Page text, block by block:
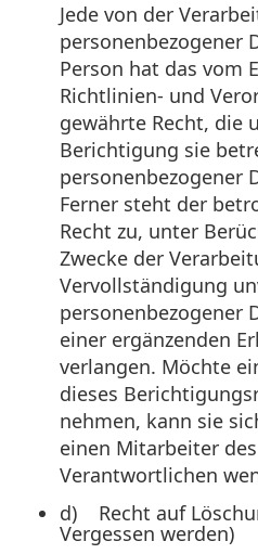
Jede von der
personenbezogener
Person hat das vom
Richtlinien- und
gewährte Recht, die
Berichtigung sie
personenbezogener
Ferner steht der
Recht zu, unter
Zwecke der
Vervollständigung
personenbezogener
einer ergänzenden
verlangen. Möchte
dieses
nehmen, kann sie
einen Mitarbeiter
Verantwortlichen
d) Recht auf
Vergessen werden)